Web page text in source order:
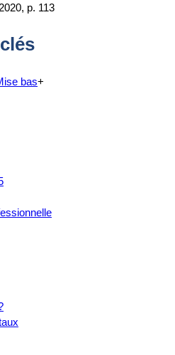
p. 113
bas+